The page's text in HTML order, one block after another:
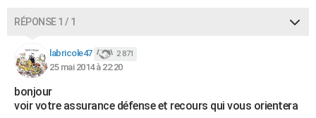
RÉPONSE 1 / 1
labricole47 2 871
25 mai 2014 à 22:20
bonjour
voir votre assurance défense et recours qui vous orientera